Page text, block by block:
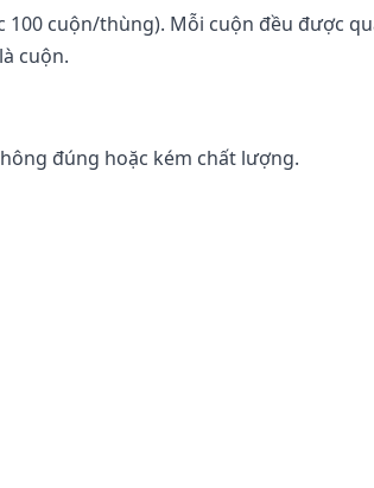
cuộn/thùng). Mỗi cuộn đều được
cuộn.
đúng hoặc kém chất lượng.